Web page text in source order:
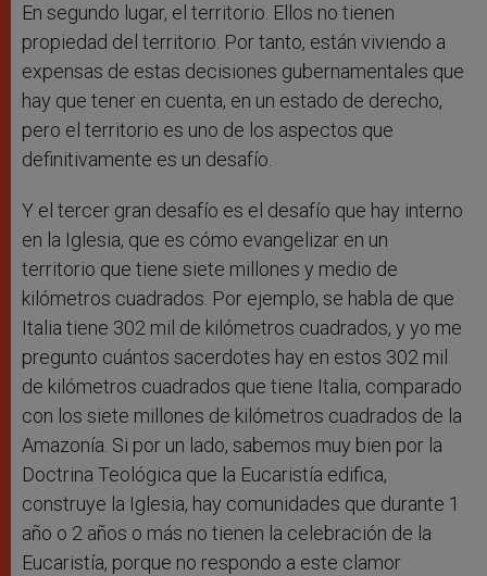
En segundo lugar, el territorio. Ellos no tienen
propiedad del territorio. Por tanto, están viviendo a
expensas de estas decisiones gubernamentales que
hay que tener en cuenta, en un estado de derecho,
pero el territorio es uno de los aspectos que
definitivamente es un desafío.
Y el tercer gran desafío es el desafío que hay interno
en la Iglesia, que es cómo evangelizar en un
territorio que tiene siete millones y medio de
kilómetros cuadrados. Por ejemplo, se habla de que
Italia tiene 302 mil de kilómetros cuadrados, y yo me
pregunto cuántos sacerdotes hay en estos 302 mil
de kilómetros cuadrados que tiene Italia, comparado
con los siete millones de kilómetros cuadrados de la
Amazonía. Si por un lado, sabemos muy bien por la
Doctrina Teológica que la Eucaristía edifica,
construye la Iglesia, hay comunidades que durante 1
año o 2 años o más no tienen la celebración de la
Eucaristía, porque no respondo a este clamor